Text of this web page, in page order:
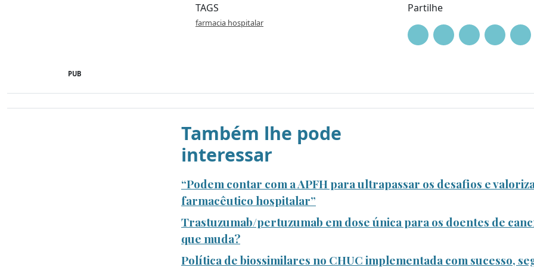
TAGS
farmacia hospitalar
Partilhe
PUB
Também lhe pode
interessar
“Podem contar com a APFH para ultrapassar os desafios e
farmacêutico hospitalar”
Trastuzumab/pertuzumab em dose única para os doentes de
que muda?
Política de biossimilares no CHUC implementada com sucesso,